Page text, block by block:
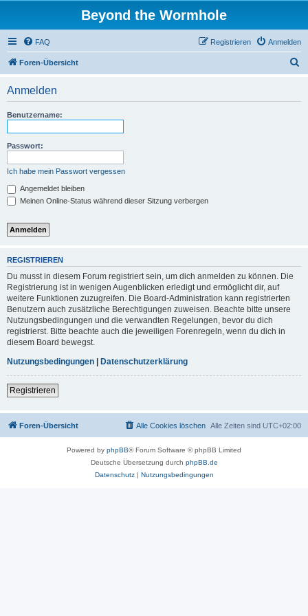
Beyond the Wormhole
FAQ Anmelden
Registrieren
Foren-Übersicht
Anmelden
Benutzername:
Passwort:
Ich habe mein Passwort vergessen
Angemeldet bleiben
Meinen Online-Status während dieser Sitzung verbergen
REGISTRIEREN
Du musst in diesem Forum registriert sein, um dich anmelden zu können. Die
Registrierung ist in wenigen Augenblicken erledigt und ermöglicht dir, auf
weitere Funktionen zuzugreifen. Die Board-Administration kann registrierten
Benutzern auch zusätzliche Berechtigungen zuweisen. Beachte bitte unsere
Nutzungsbedingungen und die verwandten Regelungen, bevor du dich
registrierst. Bitte beachte auch die jeweiligen Forenregeln, wenn du dich in
diesem Board bewegst.
Nutzungsbedingungen | Datenschutzerklärung
Registrieren
Foren-Übersicht Alle Zeiten sind UTC+02:00
Alle Cookies löschen
Powered by phpBB® Forum Software © phpBB Limited
Deutsche Übersetzung durch phpBB.de
Datenschutz| Nutzungsbedingungen